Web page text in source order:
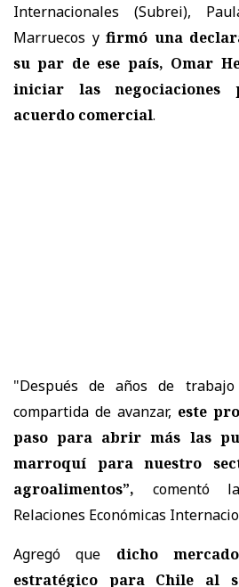
Internacionales (Subrei),
Marruecos y firmó una
su par de ese país, Omar
iniciar las negociaciones
acuerdo comercial.
"Después de años de
compartida de avanzar, este
paso para abrir más las
marroquí para nuestro
agroalimentos”, comentó
Relaciones Económicas
Agregó que dicho
estratégico para Chile al